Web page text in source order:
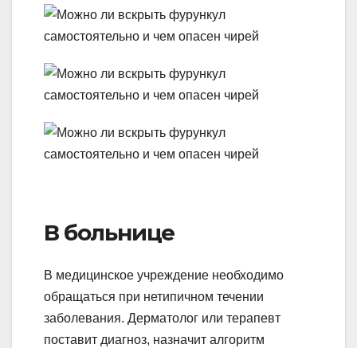
В больнице
В медицинское учреждение необходимо
обращаться при нетипичном течении
заболевания. Дерматолог или терапевт
поставит диагноз, назначит алгоритм